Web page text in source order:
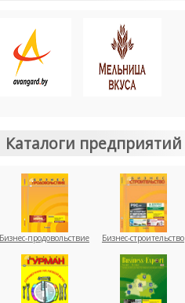
Каталоги предприятий
Бизнес-продовольствие Бизнес-строительство